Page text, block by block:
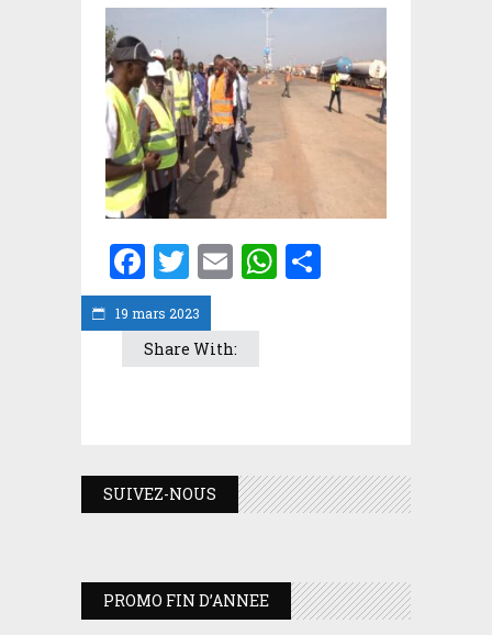
19 mars 2023
Facebook
Twitter
EmailWhatsApp
Share With:
SUIVEZ-NOUS
PROMO FIN D’ANNEE